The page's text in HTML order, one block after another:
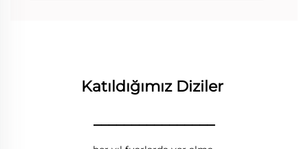
Katıldığımız Diziler
________________